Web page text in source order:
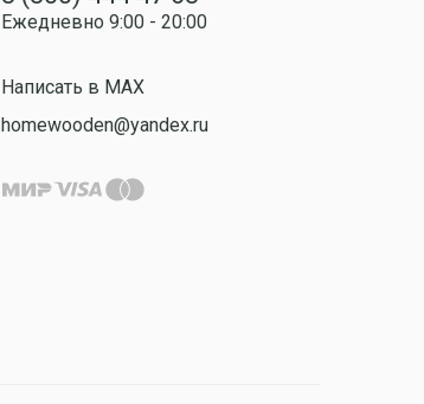
Ежедневно 9:00 - 20:00
Написать в MAX
homewooden@yandex.ru